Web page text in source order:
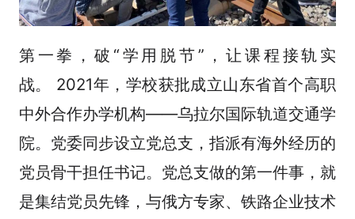
第一拳，破“学用脱节”，让课程接轨实
战。 2021年，学校获批成立山东省首个高职
中外合作办学机构——乌拉尔国际轨道交通学
院。党委同步设立党总支，指派有海外经历的
党员骨干担任书记。党总支做的第一件事，就
是集结党员先锋，与俄方专家、铁路企业技术